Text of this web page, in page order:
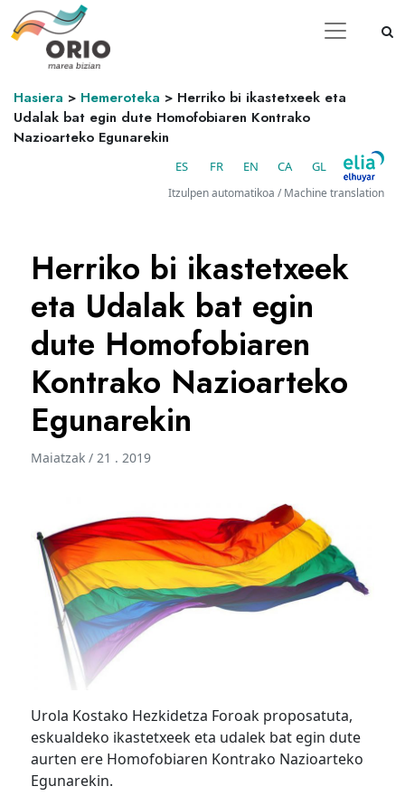
Hasiera > Hemeroteka > Herriko bi ikastetxeek eta
Udalak bat egin dute Homofobiaren Kontrako
Nazioarteko Egunarekin
ES FR EN CA GL
Itzulpen automatikoa / Machine translation
Herriko bi ikastetxeek
eta Udalak bat egin
dute Homofobiaren
Kontrako Nazioarteko
Egunarekin
Maiatzak / 21 . 2019
Urola Kostako Hezkidetza Foroak proposatuta,
eskualdeko ikastetxeek eta udalek bat egin dute
aurten ere Homofobiaren Kontrako Nazioarteko
Egunarekin.